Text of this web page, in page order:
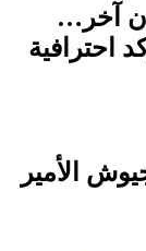
آخر…
احترافية
الأمير